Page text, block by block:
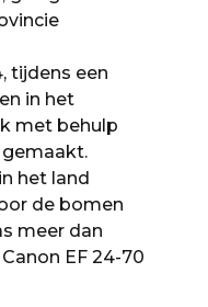
tijdens een
in het
met behulp
het land
de bomen
meer dan
EF 24-70